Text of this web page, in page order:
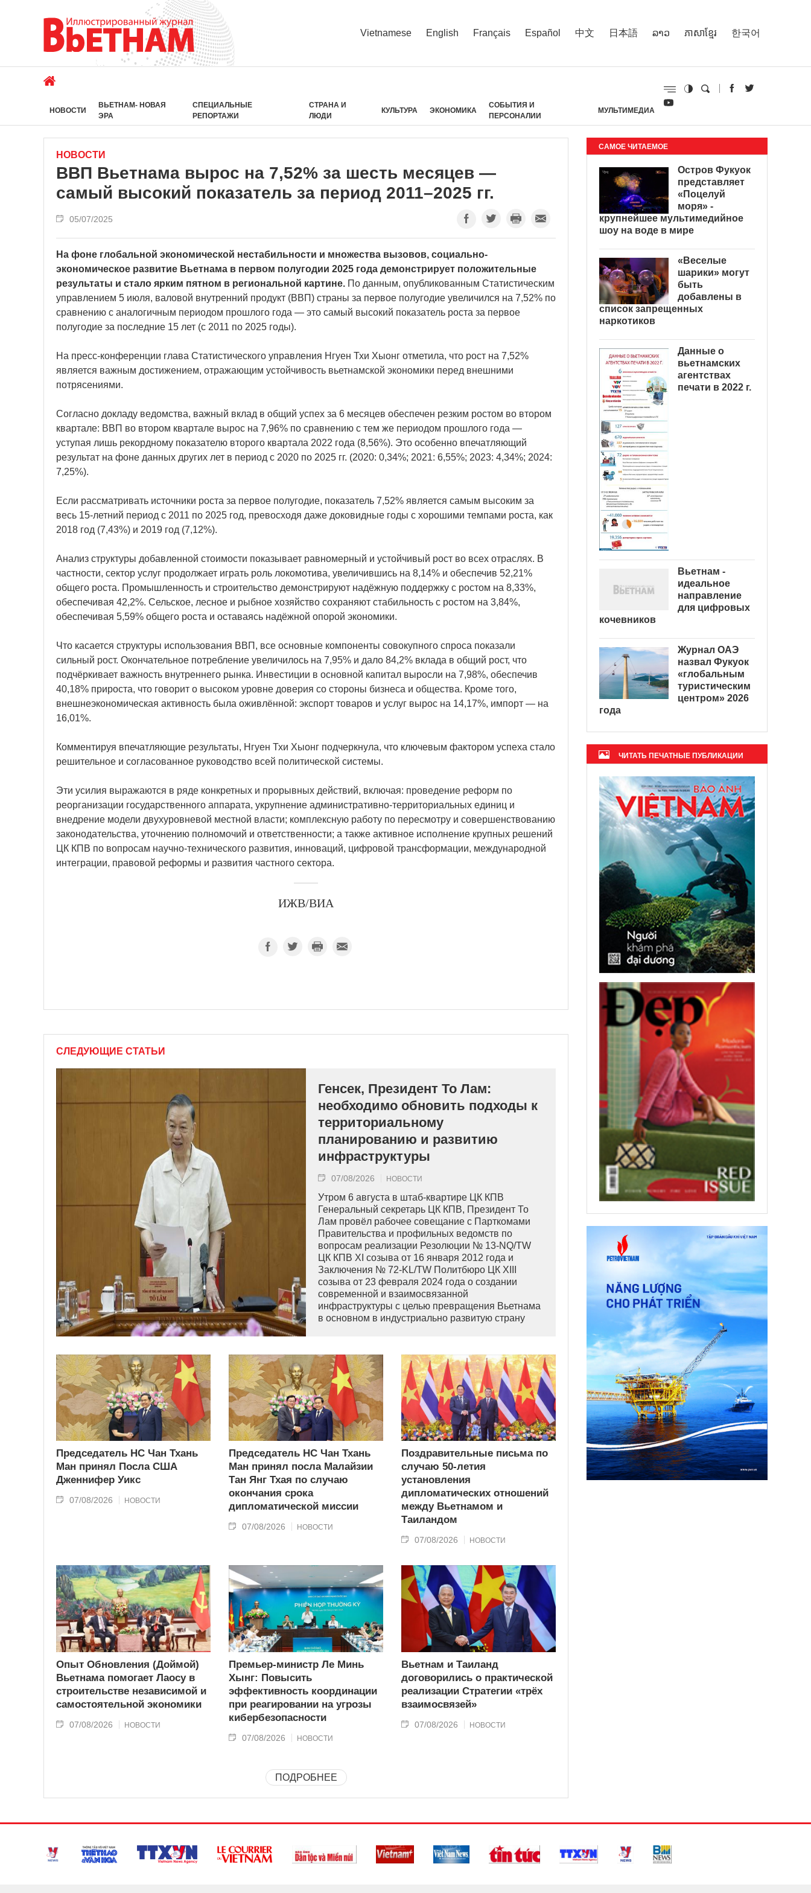
Vietnamese English Français Español 中文 日本語 ລາວ ភាសាខ្មែរ 한국어
НОВОСТИ
ВЬЕТНАМ- НОВАЯ
ЭРА
СПЕЦИАЛЬНЫЕ
РЕПОРТАЖИ
СТРАНА И
ЛЮДИ
КУЛЬТУРА ЭКОНОМИКА
СОБЫТИЯ И
ПЕРСОНАЛИИ
МУЛЬТИМЕДИА
НОВОСТИ
ВВП Вьетнама вырос на 7,52% за шесть месяцев —
самый высокий показатель за период 2011–2025 гг.
05/07/2025
На фоне глобальной экономической нестабильности и множества вызовов, социально-
экономическое развитие Вьетнама в первом полугодии 2025 года демонстрирует положительные
результаты и стало ярким пятном в региональной картине. По данным, опубликованным Статистическим
управлением 5 июля, валовой внутренний продукт (ВВП) страны за первое полугодие увеличился на 7,52% по
сравнению с аналогичным периодом прошлого года — это самый высокий показатель роста за первое
полугодие за последние 15 лет (с 2011 по 2025 годы).
На пресс-конференции глава Статистического управления Нгуен Тхи Хыонг отметила, что рост на 7,52%
является важным достижением, отражающим устойчивость вьетнамской экономики перед внешними
потрясениями.
Согласно докладу ведомства, важный вклад в общий успех за 6 месяцев обеспечен резким ростом во втором
квартале: ВВП во втором квартале вырос на 7,96% по сравнению с тем же периодом прошлого года —
уступая лишь рекордному показателю второго квартала 2022 года (8,56%). Это особенно впечатляющий
результат на фоне данных других лет в период с 2020 по 2025 гг. (2020: 0,34%; 2021: 6,55%; 2023: 4,34%; 2024:
7,25%).
Если рассматривать источники роста за первое полугодие, показатель 7,52% является самым высоким за
весь 15-летний период с 2011 по 2025 год, превосходя даже доковидные годы с хорошими темпами роста, как
2018 год (7,43%) и 2019 год (7,12%).
Анализ структуры добавленной стоимости показывает равномерный и устойчивый рост во всех отраслях. В
частности, сектор услуг продолжает играть роль локомотива, увеличившись на 8,14% и обеспечив 52,21%
общего роста. Промышленность и строительство демонстрируют надёжную поддержку с ростом на 8,33%,
обеспечивая 42,2%. Сельское, лесное и рыбное хозяйство сохраняют стабильность с ростом на 3,84%,
обеспечивая 5,59% общего роста и оставаясь надёжной опорой экономики.
Что касается структуры использования ВВП, все основные компоненты совокупного спроса показали
сильный рост. Окончательное потребление увеличилось на 7,95% и дало 84,2% вклада в общий рост, что
подчёркивает важность внутреннего рынка. Инвестиции в основной капитал выросли на 7,98%, обеспечив
40,18% прироста, что говорит о высоком уровне доверия со стороны бизнеса и общества. Кроме того,
внешнеэкономическая активность была оживлённой: экспорт товаров и услуг вырос на 14,17%, импорт — на
16,01%.
Комментируя впечатляющие результаты, Нгуен Тхи Хыонг подчеркнула, что ключевым фактором успеха стало
решительное и согласованное руководство всей политической системы.
Эти усилия выражаются в ряде конкретных и прорывных действий, включая: проведение реформ по
реорганизации государственного аппарата, укрупнение административно-территориальных единиц и
внедрение модели двухуровневой местной власти; комплексную работу по пересмотру и совершенствованию
законодательства, уточнению полномочий и ответственности; а также активное исполнение крупных решений
ЦК КПВ по вопросам научно-технического развития, инноваций, цифровой трансформации, международной
интеграции, правовой реформы и развития частного сектора.
ИЖВ/ВИА
СЛЕДУЮЩИЕ СТАТЬИ
Генсек, Президент То Лам:
необходимо обновить подходы к
территориальному
планированию и развитию
инфраструктуры
07/08/2026 НОВОСТИ
Утром 6 августа в штаб-квартире ЦК КПВ
Генеральный секретарь ЦК КПВ, Президент То
Лам провёл рабочее совещание с Парткомами
Правительства и профильных ведомств по
вопросам реализации Резолюции № 13-NQ/TW
ЦК КПВ XI созыва от 16 января 2012 года и
Заключения № 72-KL/TW Политбюро ЦК XIII
созыва от 23 февраля 2024 года о создании
современной и взаимосвязанной
инфраструктуры с целью превращения Вьетнама
в основном в индустриально развитую страну
Председатель НС Чан Тхань
Ман принял Посла США
Дженнифер Уикс
07/08/2026 НОВОСТИ
Председатель НС Чан Тхань
Ман принял посла Малайзии
Тан Янг Тхая по случаю
окончания срока
дипломатической миссии
07/08/2026 НОВОСТИ
Поздравительные письма по
случаю 50-летия
установления
дипломатических отношений
между Вьетнамом и
Таиландом
07/08/2026 НОВОСТИ
Опыт Обновления (Доймой)
Вьетнама помогает Лаосу в
строительстве независимой и
самостоятельной экономики
07/08/2026 НОВОСТИ
Премьер-министр Ле Минь
Хынг: Повысить
эффективность координации
при реагировании на угрозы
кибербезопасности
07/08/2026 НОВОСТИ
Вьетнам и Таиланд
договорились о практической
реализации Стратегии «трёх
взаимосвязей»
07/08/2026 НОВОСТИ
ПОДРОБНЕЕ
САМОЕ ЧИТАЕМОЕ
Остров Фукуок
представляет
«Поцелуй
моря» -
крупнейшее мультимедийное
шоу на воде в мире
«Веселые
шарики» могут
быть
добавлены в
список запрещенных
наркотиков
Данные о
вьетнамских
агентствах
печати в 2022 г.
Вьетнам -
идеальное
направление
для цифровых
кочевников
Журнал ОАЭ
назвал Фукуок
«глобальным
туристическим
центром» 2026
года
ЧИТАТЬ ПЕЧАТНЫЕ ПУБЛИКАЦИИ